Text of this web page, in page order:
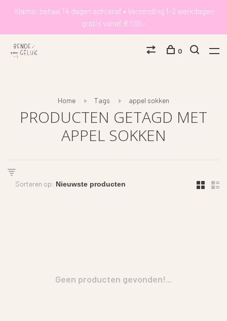
Klarna: betaal 14 dagen achteraf • Verzending 1-2 werkdagen
gratis vanaf €100,-
0
Home Tags appel sokken
PRODUCTEN GETAGD MET
APPEL SOKKEN
Sorteren op:
Geen producten gevonden!...